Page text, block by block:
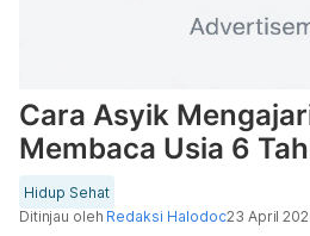
Cara Asyik
Membaca Usia 6
Hidup Sehat
Ditinjau oleh Redaksi Halodoc23 April